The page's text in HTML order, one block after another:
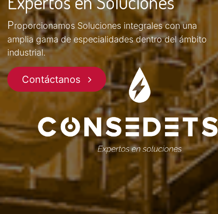
Proporcionamos Soluciones integrales con una
amplia gama de especialidades dentro del ámbito
industrial.
Contáctanos